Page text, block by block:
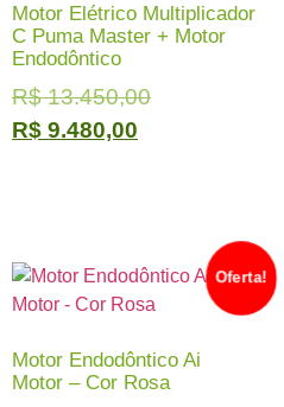
Motor Elétrico Multiplicador
C Puma Master + Motor
Endodôntico
R$13.450,00
R$ 9.480,00
Oferta!
Motor Endodôntico Ai
Motor – Cor Rosa